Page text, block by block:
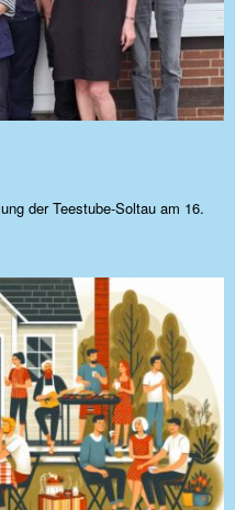
der Teestube-Soltau am 16.